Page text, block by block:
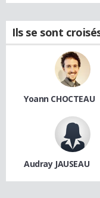
Ils se sont
Yoann CHOCTEAU
Audray JAUSEAU